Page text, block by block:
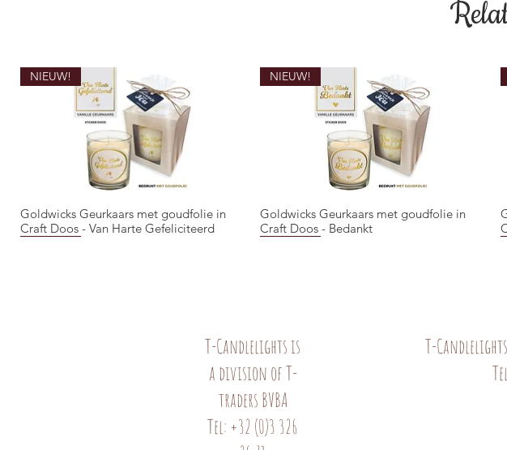
Quick View
NIEUW!
Goldwicks Geurkaars met goudfolie in
Craft Doos - Van Harte Gefeliciteerd
Quick View
NIEUW!
Goldwicks Geurkaars met goudfolie in
Craft Doos - Bedankt
Goldwicks Geurkaars met goudfolie in
Goldwicks Geurkaars met goudfolie in
Craft Doos - Goud waard
Mok - Bunny
T-Candlelights is
a division of T-
traders BVBA
Tel: +32 (0)3 326
T-